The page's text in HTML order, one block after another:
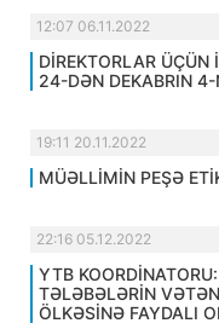
12:07 06.11.2022
DİREKTORLAR
24-DƏN DEKABRIN
19:11 20.11.2022
MÜƏLLİMİN PEŞƏ
22:16 05.12.2022
YTB
TƏLƏBƏLƏRİN
ÖLKƏSİNƏ FAYDALI